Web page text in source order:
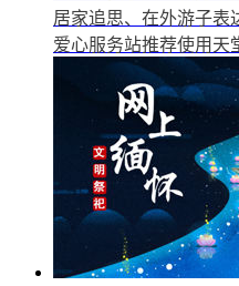
居家追思、在外游子表
爱心服务站推荐使用天